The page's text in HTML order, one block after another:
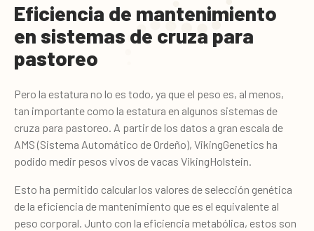
Eficiencia de mantenimiento
en sistemas de cruza para
pastoreo
Pero la estatura no lo es todo, ya que el peso es, al menos,
tan importante como la estatura en algunos sistemas de
cruza para pastoreo. A partir de los datos a gran escala de
AMS (Sistema Automático de Ordeño), VikingGenetics ha
podido medir pesos vivos de vacas VikingHolstein.
Esto ha permitido calcular los valores de selección genética
de la eficiencia de mantenimiento que es el equivalente al
peso corporal. Junto con la eficiencia metabólica, estos son